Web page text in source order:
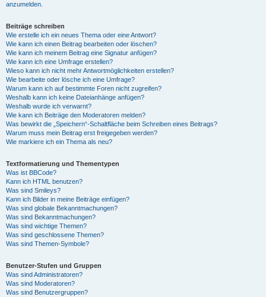
anzumelden.
Beiträge schreiben
Wie erstelle ich ein neues Thema oder eine Antwort?
Wie kann ich einen Beitrag bearbeiten oder löschen?
Wie kann ich meinem Beitrag eine Signatur anfügen?
Wie kann ich eine Umfrage erstellen?
Wieso kann ich nicht mehr Antwortmöglichkeiten erstellen?
Wie bearbeite oder lösche ich eine Umfrage?
Warum kann ich auf bestimmte Foren nicht zugreifen?
Weshalb kann ich keine Dateianhänge anfügen?
Weshalb wurde ich verwarnt?
Wie kann ich Beiträge den Moderatoren melden?
Was bewirkt die „Speichern“-Schaltfläche beim Schreiben eines Beitrags?
Warum muss mein Beitrag erst freigegeben werden?
Wie markiere ich ein Thema als neu?
Textformatierung und Thementypen
Was ist BBCode?
Kann ich HTML benutzen?
Was sind Smileys?
Kann ich Bilder in meine Beiträge einfügen?
Was sind globale Bekanntmachungen?
Was sind Bekanntmachungen?
Was sind wichtige Themen?
Was sind geschlossene Themen?
Was sind Themen-Symbole?
Benutzer-Stufen und Gruppen
Was sind Administratoren?
Was sind Moderatoren?
Was sind Benutzergruppen?